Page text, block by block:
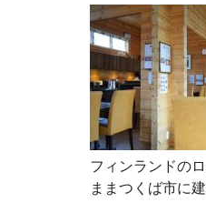
フィンランドの
ままつくば市に